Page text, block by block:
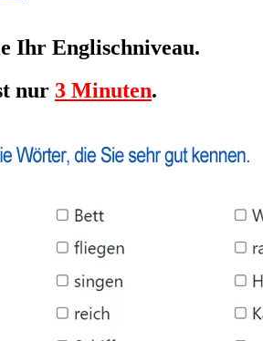
Ihr Englischniveau.
nur 3 Minuten.